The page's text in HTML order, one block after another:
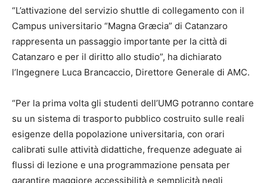
“L’attivazione del servizio shuttle di collegamento con il
Campus universitario “Magna Græcia” di Catanzaro
rappresenta un passaggio importante per la città di
Catanzaro e per il diritto allo studio”, ha dichiarato
l’Ingegnere Luca Brancaccio, Direttore Generale di AMC.
“Per la prima volta gli studenti dell’UMG potranno contare
su un sistema di trasporto pubblico costruito sulle reali
esigenze della popolazione universitaria, con orari
calibrati sulle attività didattiche, frequenze adeguate ai
flussi di lezione e una programmazione pensata per
garantire maggiore accessibilità e semplicità negli